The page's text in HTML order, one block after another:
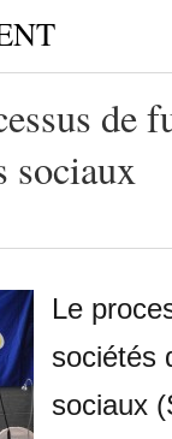
de
sociaux
Le
sociétés
sociaux